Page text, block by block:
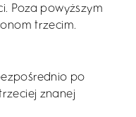
Poza powyższym
trzecim.
po
znanej